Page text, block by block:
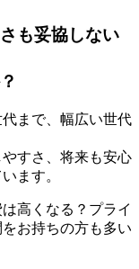
も妥協しない
まで、幅広い世代
すさ、将来も安心
ます。
高くなる？プライ
お持ちの方も多い